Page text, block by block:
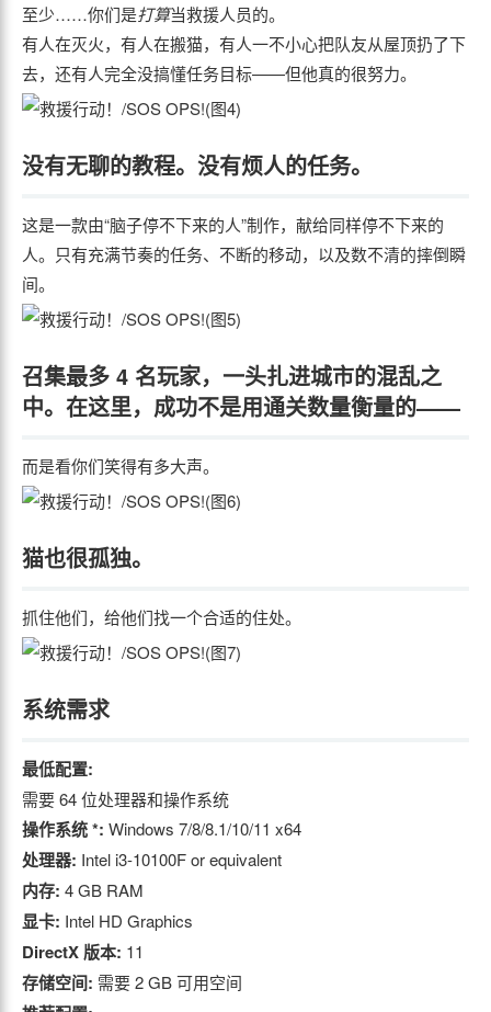
至少……你们是打算当救援人员的。
有人在灭火，有人在搬猫，有人一不小心把队友从屋顶扔了下
去，还有人完全没搞懂任务目标——但他真的很努力。
没有无聊的教程。没有烦人的任务。
这是一款由“脑子停不下来的人”制作，献给同样停不下来的
人。只有充满节奏的任务、不断的移动，以及数不清的摔倒瞬
间。
召集最多 4 名玩家，一头扎进城市的混乱之
中。在这里，成功不是用通关数量衡量的——
而是看你们笑得有多大声。
猫也很孤独。
抓住他们，给他们找一个合适的住处。
系统需求
最低配置:
需要 64 位处理器和操作系统
操作系统 *: Windows 7/8/8.1/10/11 x64
处理器: Intel i3-10100F or equivalent
内存: 4 GB RAM
显卡: Intel HD Graphics
DirectX 版本: 11
存储空间: 需要 2 GB 可用空间